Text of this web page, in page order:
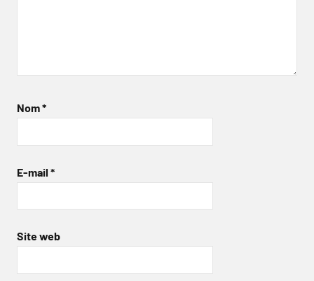
Nom*
E-mail *
Site web